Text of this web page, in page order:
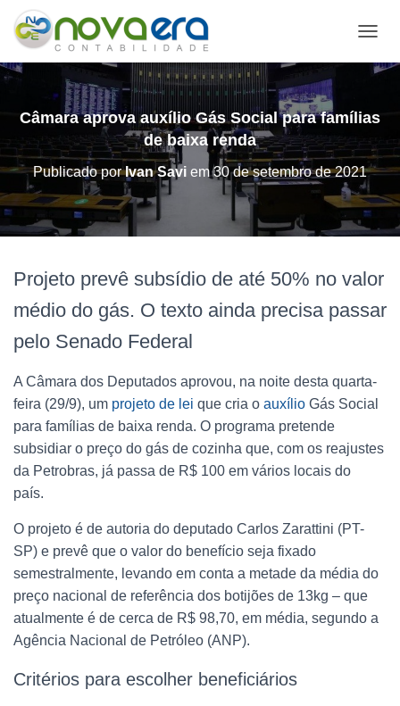
L
R
A
R
N
A
V
E
Ç
O
Câmara aprova auxílio Gás Social para famílias
de baixa renda
Publicado porIvan Savi em30 de setembro de 2021
Projeto prevê subsídio de até 50% no valor
médio do gás. O texto ainda precisa passar
pelo Senado Federal
A Câmara dos Deputados aprovou, na noite desta quarta-
feira (29/9), um projeto de lei que cria o auxílio Gás Social
para famílias de baixa renda. O programa pretende
subsidiar o preço do gás de cozinha que, com os reajustes
da Petrobras, já passa de R$ 100 em vários locais do
país.
O projeto é de autoria do deputado Carlos Zarattini (PT-
SP) e prevê que o valor do benefício seja fixado
semestralmente, levando em conta a metade da média do
preço nacional de referência dos botijões de 13kg – que
atualmente é de cerca de R$ 98,70, em média, segundo a
Agência Nacional de Petróleo (ANP).
Critérios para escolher beneficiários